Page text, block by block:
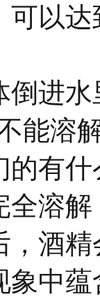
可以
倒进
能溶
有
溶
酒
象中